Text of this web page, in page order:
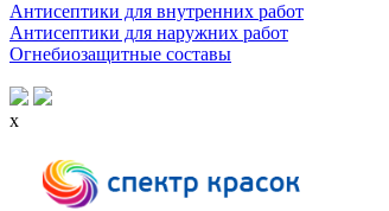
Антисептики для внутренних работ
Антисептики для наружних работ
Огнебиозащитные составы
x